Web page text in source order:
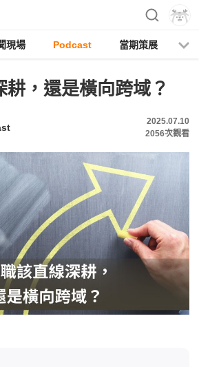
現場 Podcast 當期策展
耕，還是橫向跨域？
2025.07.10
2056次觀看